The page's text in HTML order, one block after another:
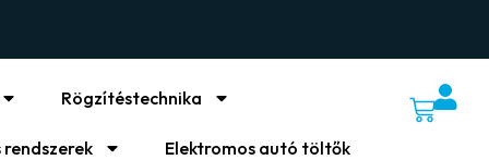
Rögzítéstechnika
rendszerek Elektromos autó töltők